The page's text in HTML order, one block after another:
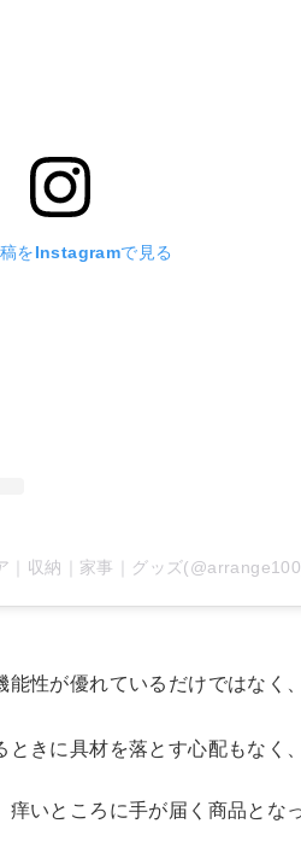
をInstagramで見る
能性が優れているだけではなく
きに具材を落とす心配もなく
いところに手が届く商品とな